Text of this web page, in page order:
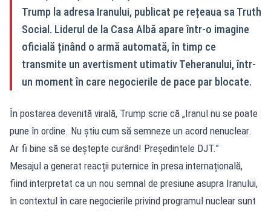
Trump la adresa Iranului, publicat pe rețeaua sa Truth
Social. Liderul de la Casa Albă apare într-o imagine
oficială ținând o armă automată, în timp ce
transmite un avertisment utimativ Teheranului, într-
un moment în care negocierile de pace par blocate.
În postarea devenită virală, Trump scrie că „Iranul nu se poate
pune în ordine. Nu știu cum să semneze un acord nenuclear.
Ar fi bine să se deștepte curând! Președintele DJT.”
Mesajul a generat reacții puternice în presa internațională,
fiind interpretat ca un nou semnal de presiune asupra Iranului,
în contextul în care negocierile privind programul nuclear sunt